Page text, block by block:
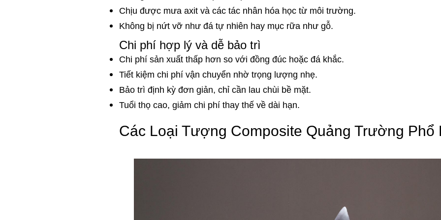
Chịu được mưa axit và các tác nhân hóa học từ môi trường.
Không bị nứt vỡ như đá tự nhiên hay mục rữa như gỗ.
Chi phí hợp lý và dễ bảo trì
Chi phí sản xuất thấp hơn so với đồng đúc hoặc đá khắc.
Tiết kiệm chi phí vận chuyển nhờ trọng lượng nhẹ.
Bảo trì định kỳ đơn giản, chỉ cần lau chùi bề mặt.
Tuổi thọ cao, giảm chi phí thay thế về dài hạn.
Các Loại Tượng Composite Quảng Trường Phổ